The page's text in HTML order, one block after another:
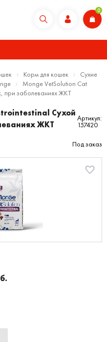
0
Корм для кошек
Сухие
Monge VetSolution Cat
при заболеваниях ЖКТ
Сухой
ЖКТ
Артикул:
157420
Под заказ